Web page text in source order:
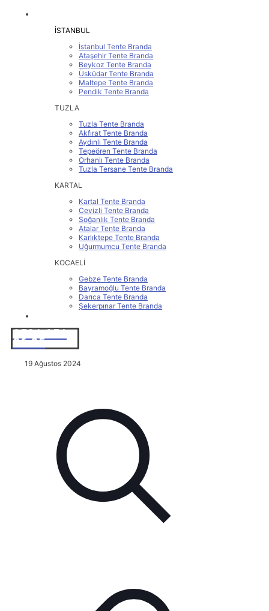
İSTANBUL
İstanbul Tente Branda
Ataşehir Tente Branda
Beykoz Tente Branda
Üsküdar Tente Branda
Maltepe Tente Branda
Pendik Tente Branda
TUZLA
Tuzla Tente Branda
Akfırat Tente Branda
Aydınlı Tente Branda
Tepeören Tente Branda
Orhanlı Tente Branda
Tuzla Tersane Tente Branda
KARTAL
Kartal Tente Branda
Cevizli Tente Branda
Soğanlık Tente Branda
Atalar Tente Branda
Karlıktepe Tente Branda
Uğurmumcu Tente Branda
KOCAELİ
Gebze Tente Branda
Bayramoğlu Tente Branda
Darıca Tente Branda
Şekerpınar Tente Branda
İLETİŞİM
0531 251
86 25
19 Ağustos 2024